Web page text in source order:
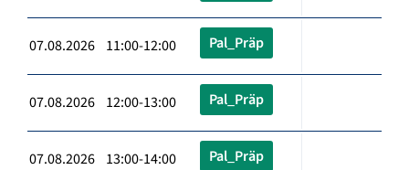
07.08.2026 11:00-12:00 Pal_Präp
07.08.2026 12:00-13:00 Pal_Präp
07.08.2026 13:00-14:00 Pal_Präp